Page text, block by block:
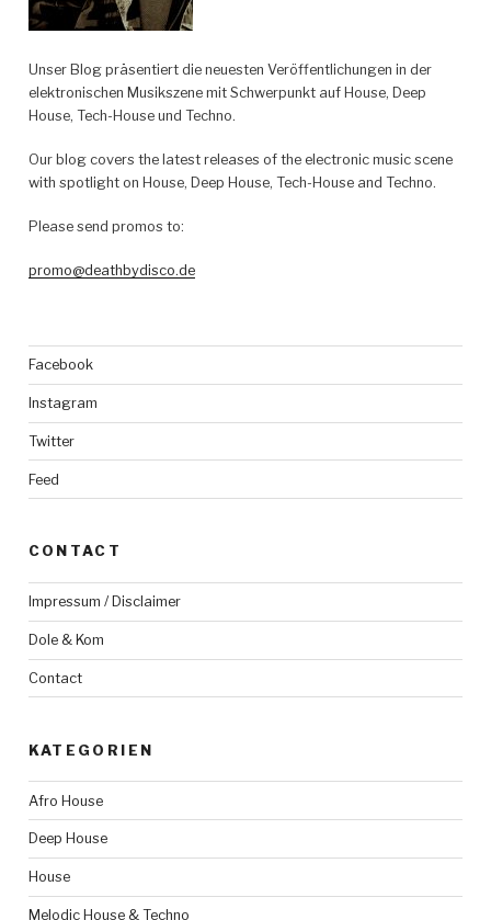
Unser Blog präsentiert die neuesten Veröffentlichungen in der
elektronischen Musikszene mit Schwerpunkt auf House, Deep
House, Tech-House und Techno.
Our blog covers the latest releases of the electronic music scene
with spotlight on House, Deep House, Tech-House and Techno.
Please send promos to:
promo@deathbydisco.de
Facebook
Instagram
Twitter
Feed
CONTACT
Impressum / Disclaimer
Dole & Kom
Contact
KATEGORIEN
Afro House
Deep House
House
Melodic House & Techno